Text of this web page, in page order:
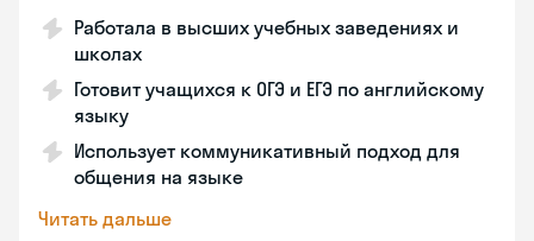
Работала в высших учебных заведениях и
школах
Готовит учащихся к ОГЭ и ЕГЭ по английскому
языку
Использует коммуникативный подход для
общения на языке
Читать дальше